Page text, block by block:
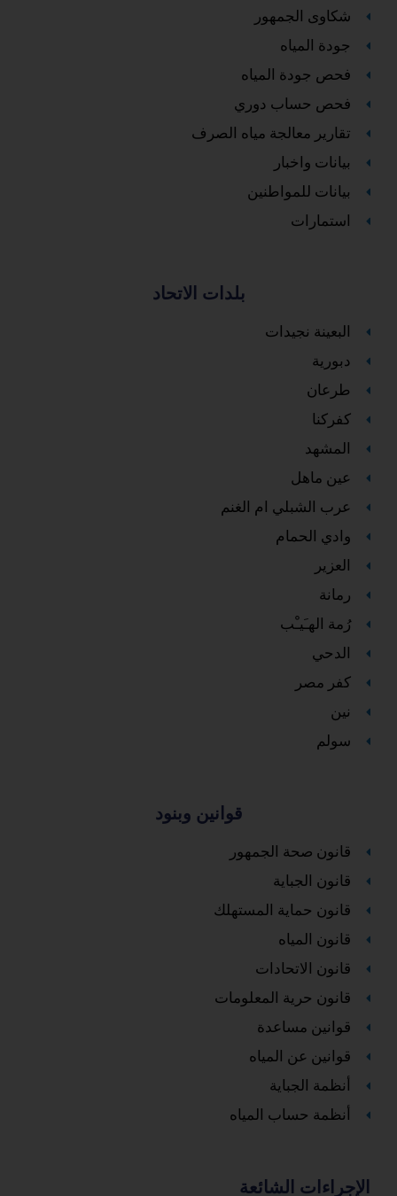
شكاوى الجمهور
جودة المياه
فحص جودة المياه
فحص حساب دوري
تقارير معالجة مياه الصرف
بيانات واخبار
بيانات للمواطنين
استمارات
بلدات الاتحاد
البعينة نجيدات
دبورية
طرعان
كفركنا
المشهد
عين ماهل
عرب الشبلي ام الغنم
وادي الحمام
العزير
رمانة
رُمة الهـَيـْب
الدحي
كفر مصر
نين
سولم
قوانين وبنود
قانون صحة الجمهور
قانون الجباية
قانون حماية المستهلك
قانون المياه
قانون الاتحادات
قانون حرية المعلومات
قوانين مساعدة
قوانين عن المياه
أنظمة الجباية
أنظمة حساب المياه
الإجراءات الشائعة